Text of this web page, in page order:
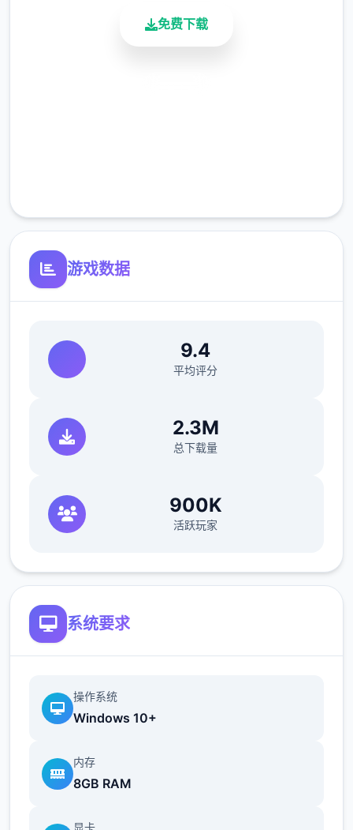
免费下载
游戏数据
9.4
平均评分
2.3M
总下载量
900K
活跃玩家
系统要求
操作系统
Windows 10+
内存
8GB RAM
显卡